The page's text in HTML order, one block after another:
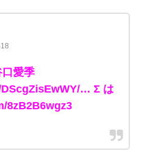
口愛季
… Σ は
8zB2B6wgz3